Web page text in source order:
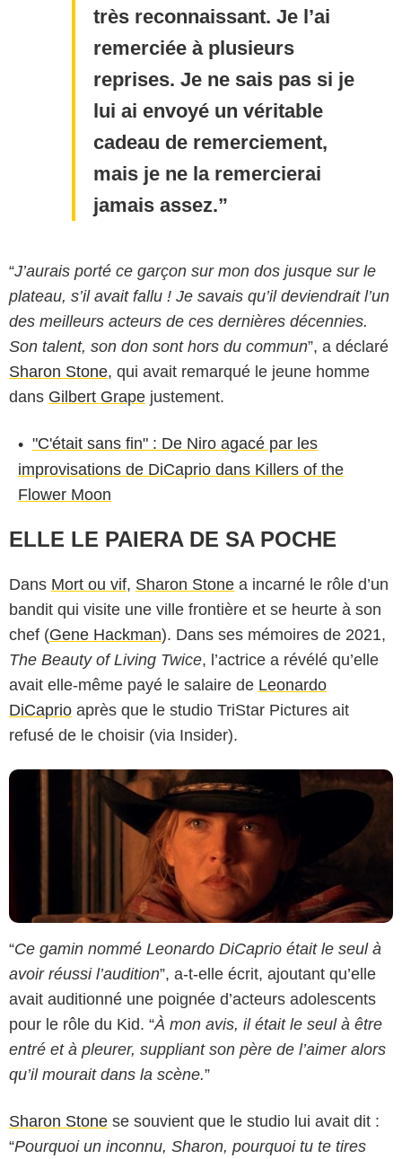
très reconnaissant. Je l’ai
remerciée à plusieurs
reprises. Je ne sais pas si je
lui ai envoyé un véritable
cadeau de remerciement,
mais je ne la remercierai
jamais assez.
“J’aurais porté ce garçon sur mon dos jusque sur le
plateau, s’il avait fallu ! Je savais qu’il deviendrait l’un
des meilleurs acteurs de ces dernières décennies.
Son talent, son don sont hors du commun”, a déclaré
Sharon Stone, qui avait remarqué le jeune homme
dans Gilbert Grape justement.
"C'était sans fin" : De Niro agacé par les
improvisations de DiCaprio dans Killers of the
Flower Moon
ELLE LE PAIERA DE SA POCHE
Dans Mort ou vif, Sharon Stone a incarné le rôle d’un
bandit qui visite une ville frontière et se heurte à son
chef (Gene Hackman). Dans ses mémoires de 2021,
The Beauty of Living Twice, l’actrice a révélé qu’elle
avait elle-même payé le salaire de Leonardo
DiCaprio après que le studio TriStar Pictures ait
refusé de le choisir (via Insider).
“Ce gamin nommé Leonardo DiCaprio était le seul à
avoir réussi l’audition”, a-t-elle écrit, ajoutant qu’elle
avait auditionné une poignée d’acteurs adolescents
pour le rôle du Kid. “À mon avis, il était le seul à être
entré et à pleurer, suppliant son père de l’aimer alors
qu’il mourait dans la scène.”
Sharon Stone se souvient que le studio lui avait dit :
“Pourquoi un inconnu, Sharon, pourquoi tu te tires